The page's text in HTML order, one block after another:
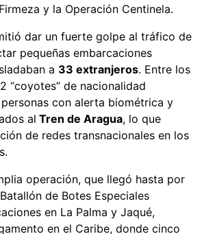
y la Operación Centinela.
dar un fuerte golpe al tráfico de
pequeñas embarcaciones
a 33 extranjeros. Entre los
“coyotes” de nacionalidad
con alerta biométrica y
al Tren de Aragua, lo que
de redes transnacionales en los
operación, que llegó hasta por
de Botes Especiales
en La Palma y Jaqué,
en el Caribe, donde cinco